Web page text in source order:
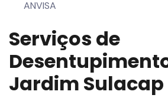
ANVISA
Serviços de
Jardim Sulacap